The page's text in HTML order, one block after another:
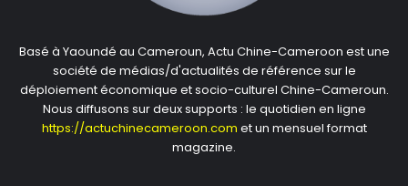
Basé à Yaoundé au Cameroun, Actu Chine-Cameroon est une
société de médias/d'actualités de référence sur le
déploiement économique et socio-culturel Chine-Cameroun.
Nous diffusons sur deux supports : le quotidien en ligne
https://actuchinecameroon.com et un mensuel format
magazine.